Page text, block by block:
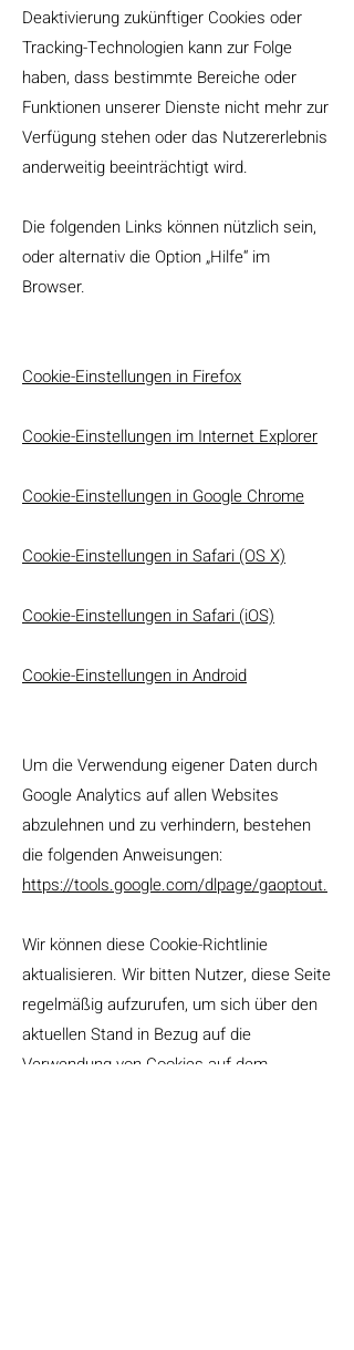
Deaktivierung zukünftiger Cookies oder
Tracking-Technologien kann zur Folge
haben, dass bestimmte Bereiche oder
Funktionen unserer Dienste nicht mehr zur
Verfügung stehen oder das Nutzererlebnis
anderweitig beeinträchtigt wird.
Die folgenden Links können nützlich sein,
oder alternativ die Option „Hilfe“ im
Browser.
Cookie-Einstellungen in Firefox
Cookie-Einstellungen im Internet Explorer
Cookie-Einstellungen in Google Chrome
Cookie-Einstellungen in Safari (OS X)
Cookie-Einstellungen in Safari (iOS)
Cookie-Einstellungen in Android
Um die Verwendung eigener Daten durch
Google Analytics auf allen Websites
abzulehnen und zu verhindern, bestehen
die folgenden Anweisungen:
https://tools.google.com/dlpage/gaoptout.
Wir können diese Cookie-Richtlinie
aktualisieren. Wir bitten Nutzer, diese Seite
regelmäßig aufzurufen, um sich über den
aktuellen Stand in Bezug auf die
Verwendung von Cookies auf dem